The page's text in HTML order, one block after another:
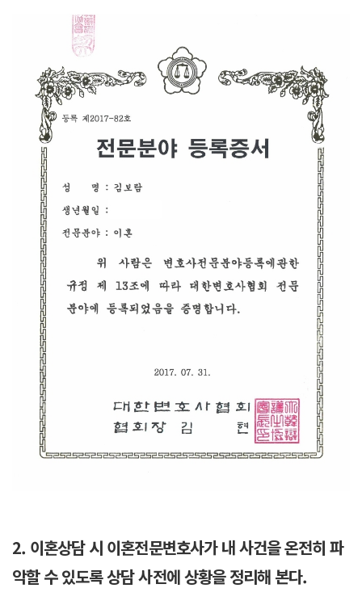
2. 이혼상담 시 이혼전문변호사가 내 사건을 온전히 파
악할 수 있도록 상담 사전에 상황을 정리해 본다.